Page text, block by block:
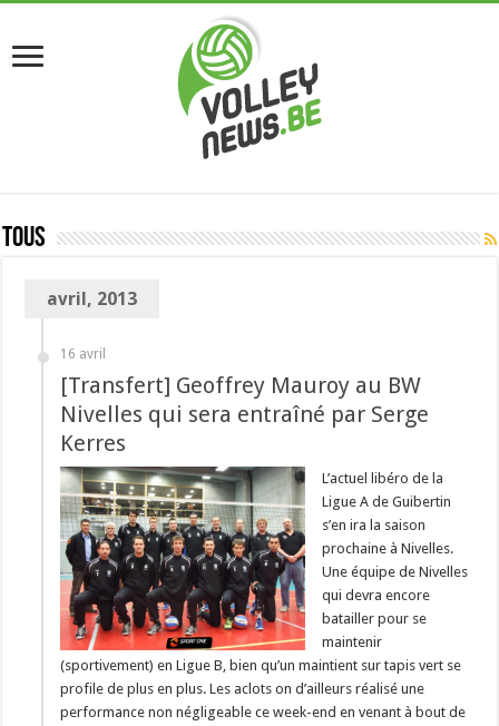
Tous
avril, 2013
16 avril
[Transfert] Geoffrey Mauroy au BW
Nivelles qui sera entraîné par Serge
Kerres
L’actuel libéro de la
Ligue A de Guibertin
s’en ira la saison
prochaine à Nivelles.
Une équipe de Nivelles
qui devra encore
batailler pour se
maintenir
(sportivement) en Ligue B, bien qu’un maintient sur tapis vert se
profile de plus en plus. Les aclots on d’ailleurs réalisé une
performance non négligeable ce week-end en venant à bout de